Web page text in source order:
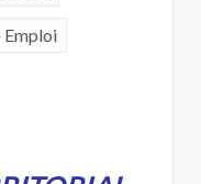
Emploi